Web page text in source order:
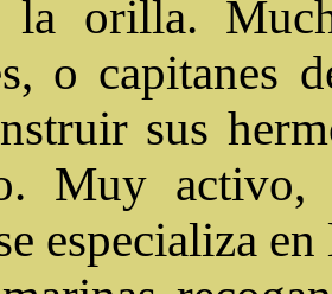
la orilla.
o capitanes
sus
Muy activo,
especializa